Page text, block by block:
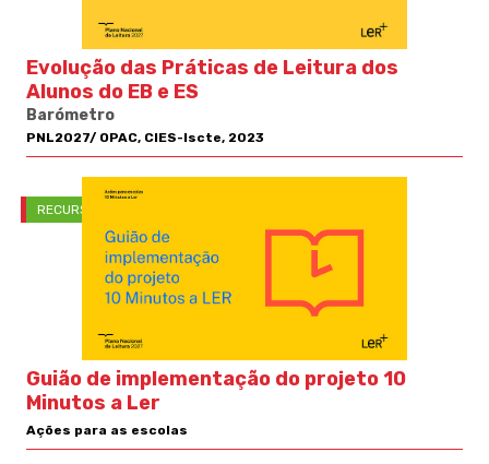
Evolução das Práticas de Leitura dos
Alunos do EB e ES
Barómetro
PNL2027/ OPAC, CIES-Iscte, 2023
RECURSOS PNL
Guião de implementação do projeto 10
Minutos a Ler
Ações para as escolas